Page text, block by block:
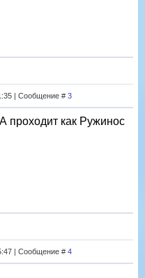
| Сообщение # 3
проходит как Ружинос
| Сообщение # 4